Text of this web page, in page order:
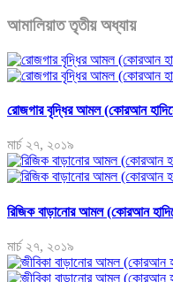
আমালিয়াত তৃতীয় অধ্যায়
রোজগার বৃদ্ধির আমল (কোরআন
মার্চ ২৭, ২০১৯
রিজিক বাড়ানোর আমল (কোরআন
মার্চ ২৭, ২০১৯